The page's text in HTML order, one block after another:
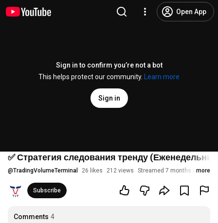
Open App
Sign in to confirm you’re not a bot
This helps protect our community.
Learn more
Sign in
✅ Стратегия следования тренду
@TradingVolumeTerminal 26 likes 212 views Streamed 7 months agomore
Subscribe
Comments 4